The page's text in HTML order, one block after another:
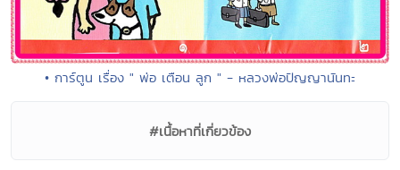
• การ์ตูน เรื่อง " พ่อ เตือน ลูก " - หลวงพ่อปัญญานันทะ
#เนื้อหาที่เกี่ยวข้อง